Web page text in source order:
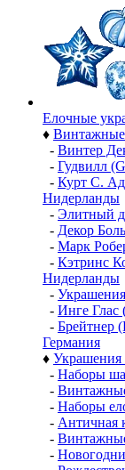
Елочные
♦ Винтажные
- Винтер
- Гудвилл
- Курт С.
Нидерланды
- Элитный
- Декор
- Марк
- Кэтринс
Нидерланды
-
- Инге Глас
- Брейтнер
Германия
♦ Украшения
- Наборы
-
- Наборы
- Античная
-
-